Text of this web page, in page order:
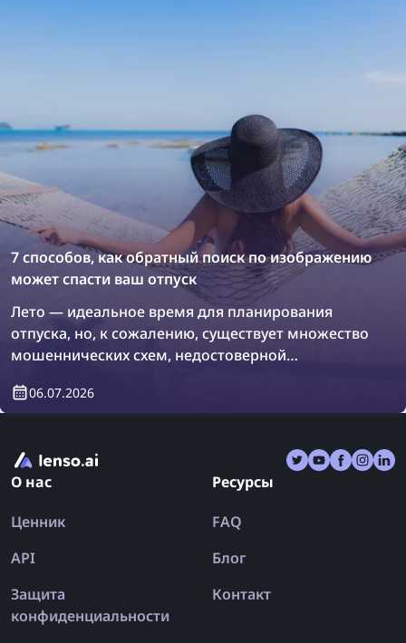
7 способов, как обратный поиск по изображению
может спасти ваш отпуск
Лето — идеальное время для планирования
отпуска, но, к сожалению, существует множество
мошеннических схем, недостоверной
могут сбить вас с пути. В результате вы можете
Давайте разберёмся, как обратный поиск по
изображению может раз и навсегда спасти ваш
06.07.2026
О нас
Ценник
API
Защита
конфиденциальности
Ресурсы
FAQ
Блог
Контакт